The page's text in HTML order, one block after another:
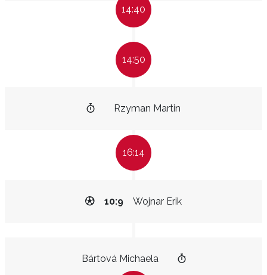
14:40
14:50
Rzyman Martin
16:14
Wojnar Erik
10:9
Bártová Michaela